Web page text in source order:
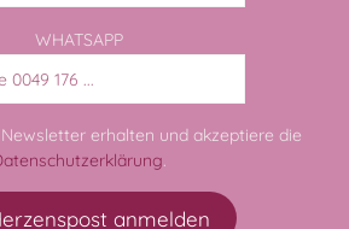
WHATSAPP
erhalten und akzeptiere die
.